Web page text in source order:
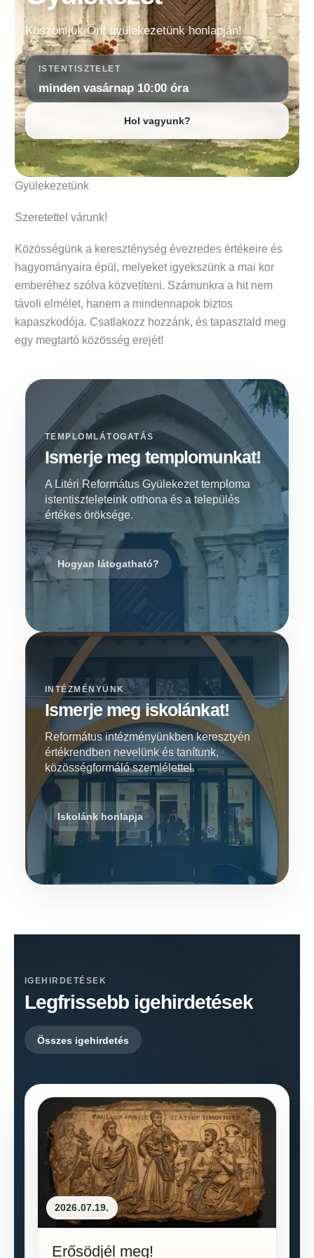
Köszöntjük Önt gyülekezetünk honlapján!
ISTENTISZTELET
minden vasárnap 10:00 óra
Hol vagyunk?
Gyülekezetünk
Szeretettel várunk!
Közösségünk a kereszténység évezredes értékeire és
hagyományaira épül, melyeket igyekszünk a mai kor
emberéhez szólva közvetíteni. Számunkra a hit nem
távoli elmélet, hanem a mindennapok biztos
kapaszkodója. Csatlakozz hozzánk, és tapasztald meg
egy megtartó közösség erejét!
TEMPLOMLÁTOGATÁS
Ismerje meg templomunkat!
A Litéri Református Gyülekezet temploma
istentiszteleteink otthona és a település
értékes öröksége.
Hogyan látogatható?
INTÉZMÉNYÜNK
Ismerje meg iskolánkat!
Református intézményünkben keresztyén
értékrendben nevelünk és tanítunk,
közösségformáló szemlélettel.
Iskolánk honlapja
IGEHIRDETÉSEK
Legfrissebb igehirdetések
Összes igehirdetés
2026.07.19.
Erősödjél meg!